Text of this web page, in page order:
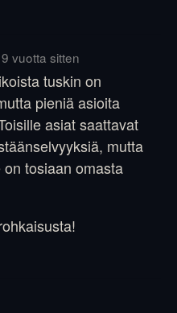
9 vuotta sitten
tuskin on
pieniä asioita
asiat saattavat
mutta
tosiaan omasta